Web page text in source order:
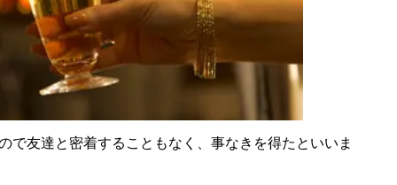
友達と密着することもなく、事なきを得たといいま